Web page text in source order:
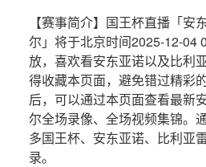
【赛事简介】国王杯直播「安
尔」将于北京时间2025-12-04
放，喜欢看安东亚诺以及比利
得收藏本页面，避免错过精彩
后，可以通过本页面查看最新
尔全场录像、全场视频集锦。
多国王杯、安东亚诺、比利亚
录。